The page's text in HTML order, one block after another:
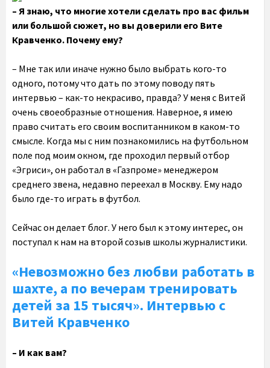
– Я знаю, что многие хотели сделать про вас фильм
или большой сюжет, но вы доверили его Вите
Кравченко. Почему ему?
– Мне так или иначе нужно было выбрать кого-то
одного, потому что дать по этому поводу пять
интервью – как-то некрасиво, правда? У меня с Витей
очень своеобразные отношения. Наверное, я имею
право считать его своим воспитанником в каком-то
смысле. Когда мы с ним познакомились на футбольном
поле под моим окном, где проходил первый отбор
«Эгриси», он работал в «Газпроме» менеджером
среднего звена, недавно переехал в Москву. Ему надо
было где-то играть в футбол.
Сейчас он делает блог. У него был к этому интерес, он
поступал к нам на второй созыв школы журналистики.
«Невозможно без любви работать в
шахте, а по вечерам тренировать
детей за 15 тысяч». Интервью с
Витей Кравченко
– И как вам?